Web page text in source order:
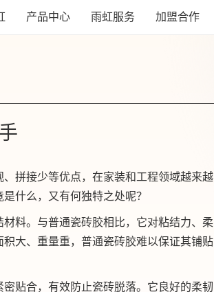
产品中心 雨虹服务 加盟合作
拼接少等优点，在家装和工程领域越来越
什么，又有何独特之处呢？
料。与普通瓷砖胶相比，它对粘结力、柔
大、重量重，普通瓷砖胶难以保证其铺贴
贴合，有效防止瓷砖脱落。它良好的柔韧